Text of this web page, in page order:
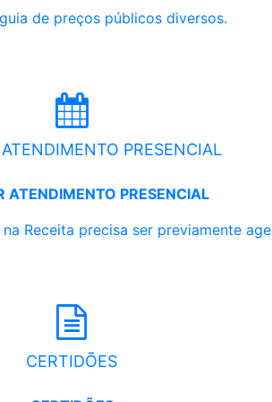
de preços públicos diversos.
PRESENCIAL
ATENDIMENTO PRESENCIAL
Receita precisa ser previamente
CERTIDÕES